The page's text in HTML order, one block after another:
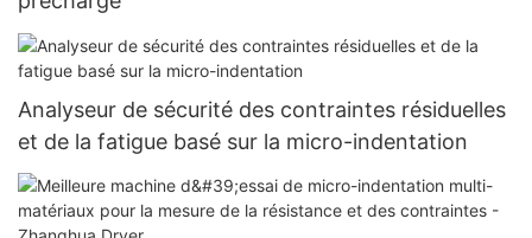
Analyseur de sécurité des contraintes résiduelles
et de la fatigue basé sur la micro-indentation